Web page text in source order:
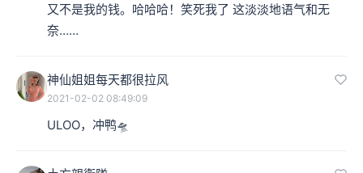
又不是我的钱。哈哈哈！笑死我了 这淡淡地语气和无
奈……
神仙姐姐每天都很拉风
2021-02-02 08:49:09
ULOO，冲鸭🛸